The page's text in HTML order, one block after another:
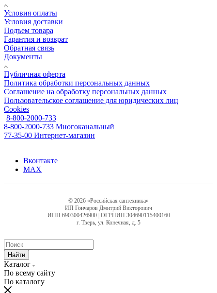
Условия оплаты
Условия доставки
Подъем товара
Гарантия и возврат
Обратная связь
Документы
Публичная оферта
Политика обработки персональных данных
Соглашение на обработку персональных данных
Пользовательское соглашение для юридических лиц
Cookies
8-800-2000-733
8-800-2000-733 Многоканальный
77-35-00 Интернет-магазин
Вконтакте
MAX
© 2026 «Российская сантехника»
ИП Гончаров Дмитрий Викторович
ИНН 690300426900 | ОГРНИП 304690115400160
г. Тверь, ул. Конечная, д. 5
Найти
Каталог
По всему сайту
По каталогу